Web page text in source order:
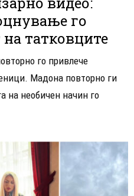
го
татковците
го привлече
Мадона повторно ги
на необичен начин го